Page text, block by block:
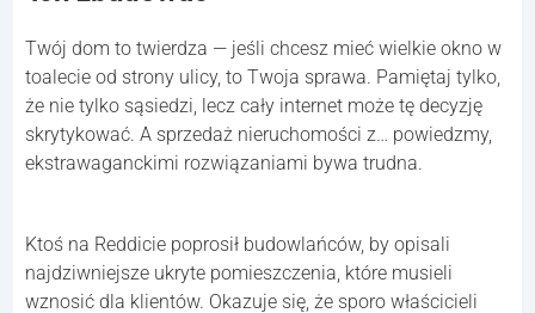
Twój dom to twierdza — jeśli chcesz mieć wielkie okno w
toalecie od strony ulicy, to Twoja sprawa. Pamiętaj tylko,
że nie tylko sąsiedzi, lecz cały internet może tę decyzję
skrytykować. A sprzedaż nieruchomości z… powiedzmy,
ekstrawaganckimi rozwiązaniami bywa trudna.
Ktoś na Reddicie poprosił budowlańców, by opisali
najdziwniejsze ukryte pomieszczenia, które musieli
wznosić dla klientów. Okazuje się, że sporo właścicieli